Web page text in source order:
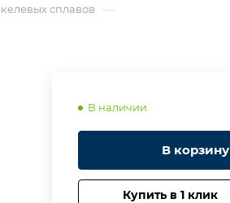
сплавов —
В наличии
В корзину
Купить в 1 клик